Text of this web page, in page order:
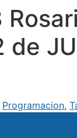
de
Programacion,